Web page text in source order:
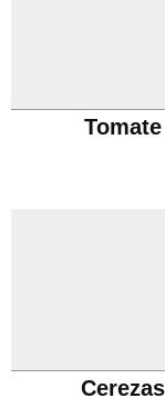
Tomate
Cerezas